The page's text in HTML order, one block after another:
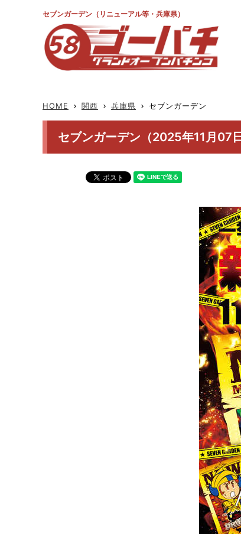
セブンガーデン（リニューアル等・兵庫県）
HOME keyboard_arrow_right 関西 keyboard_arrow_right 兵庫県 keyboard_arrow_right セブンガーデン
セブンガーデン（2025年11月07